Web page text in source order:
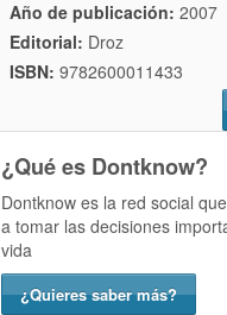
Año de publicación: 2007
Editorial: Droz
ISBN: 9782600011433
¿Qué es Dontknow?
Dontknow es la red social
a tomar las decisiones
vida
¿Quieres saber más?